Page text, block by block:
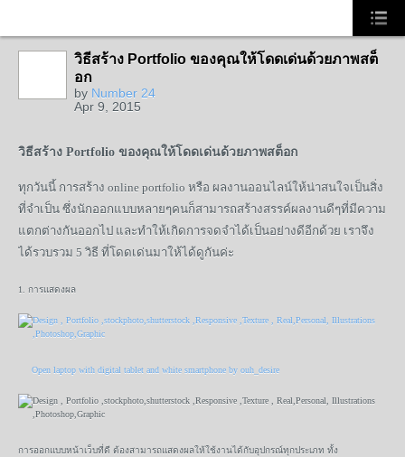
วิธีสร้าง Portfolio ของคุณให้โดดเด่นด้วยภาพสต็
อก
by Number 24
Apr 9, 2015
วิธีสร้าง Portfolio ของคุณให้โดดเด่นด้วยภาพสต็อก
ทุกวันนี้ การสร้าง online portfolio หรือ ผลงานออนไลน์ให้น่าสนใจเป็นสิ่ง
ที่จำเป็น ซึ่งนักออกแบบหลายๆคนก็สามารถสร้างสรรค์ผลงานดีๆที่มีความ
แตกต่างกันออกไป และทำให้เกิดการจดจำได้เป็นอย่างดีอีกด้วย เราจึง
ได้รวบรวม 5 วิธี ที่โดดเด่นมาให้ได้ดูกันค่ะ
1. การแสดงผล
Open laptop with digital tablet and white smartphone by ouh_desire
การออกแบบหน้าเว็บที่ดี ต้องสามารถแสดงผลให้ใช้งานได้กับอุปกรณ์ทุกประเภท ทั้ง